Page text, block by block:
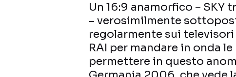
Un 16:9 anamorfico – SKY
– verosimilmente
regolarmente sui televisori
RAI per mandare in onda
permettere in questo